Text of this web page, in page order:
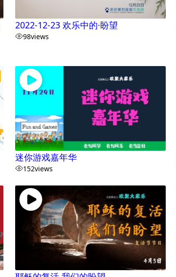
2022-12-23 欢乐中的·盼望
98views
迷你游戏嘉年华
152views